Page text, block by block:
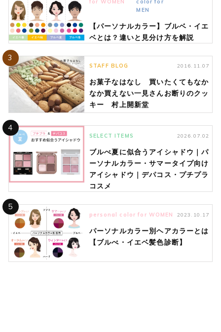
MEN
【パーソナルカラー】ブルベ・イエ
ベとは？違いと見分け方を解説
3
STAFF BLOG 2016.11.07
お菓子なはなし 買いたくてもなか
なか買えない一見さんお断りのクッ
キー 村上開新堂
4
SELECT ITEMS 2026.07.02
ブルべ夏に似合うアイシャドウ｜パ
ーソナルカラー・サマータイプ向け
アイシャドウ｜デパコス・プチプラ
コスメ
5
personal color for WOMEN 2023.10.17
パーソナルカラー別ヘアカラーとは
【ブルべ・イエベ髪色診断】